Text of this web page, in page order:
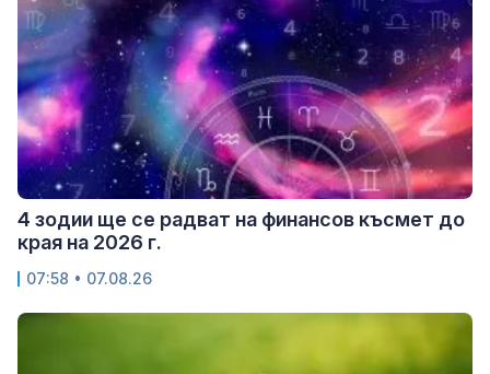
4 зодии ще се радват на финансов късмет до
края на 2026 г.
07:58 • 07.08.26